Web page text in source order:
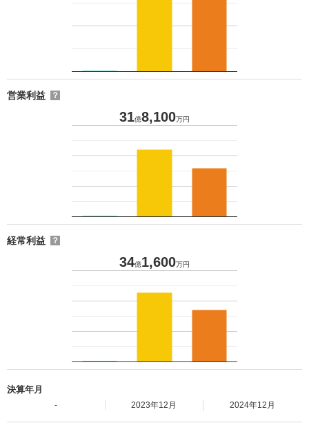
営業利益 ？
31億8,100万円
経常利益 ？
34億1,600万円
決算年月
- 2023年12月 2024年12月